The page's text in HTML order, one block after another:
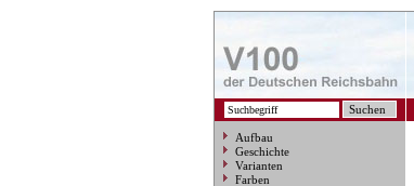
Aufbau
Geschichte
Varianten
Farben